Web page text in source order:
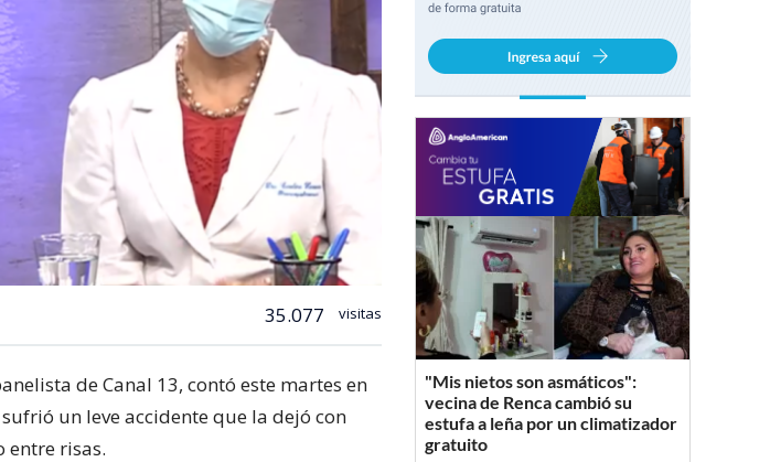
35.077 visitas
de Canal 13, contó este martes en
un leve accidente que la dejó con
entre risas.
"Mis nietos son asmáticos":
vecina de Renca cambió su
estufa a leña por un climatizador
gratuito